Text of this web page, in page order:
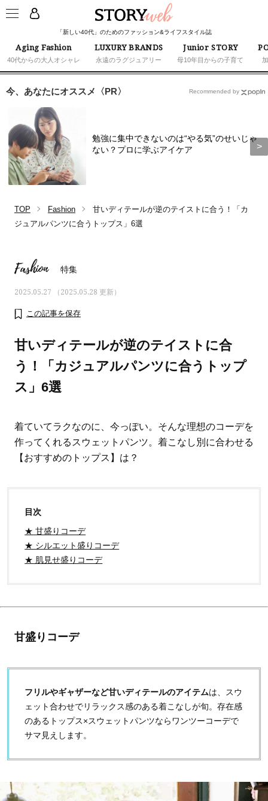
「新しい40代」のためのファッション&ライフスタイル誌
Aging Fashion
40代からの大人オシャレ
LUXURY BRANDS
永遠のラグジュアリー
Junior STORY
母10年目からの子育て
今、あなたにオススメ〈PR〉
勉強に集中できないのは“やる気”のせいじゃ
ない？プロに学ぶアイケア
Recommended by
TOP Fashion
甘いディテールが逆のテイストに合う！「カ
ジュアルパンツに合うトップス」6選
Fashion 特集
2025.05.27 （2025.05.28 更新）
この記事を保存
甘いディテールが逆のテイストに合
う！「カジュアルパンツに合うトップ
ス」6選
着ていてラクなのに、今っぽい。そんな理想のコーデを
作ってくれるスウェットパンツ。着こなし別に合わせる
【おすすめのトップス】は？
目次
★ 甘盛りコーデ
★ シルエット盛りコーデ
★ 肌見せ盛りコーデ
甘盛りコーデ
フリルやギャザーなど甘いディテールのアイテムは、スウ
ェット合わせでリラックス感のある着こなしが旬。存在感
のあるトップス×スウェットパンツならワンツーコーデで
サマ見えします。